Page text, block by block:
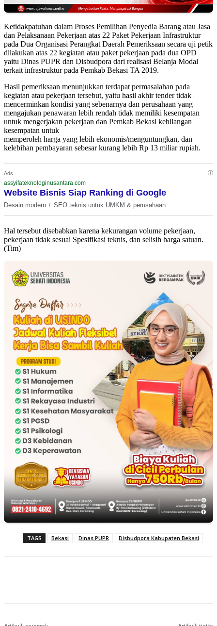
Ketidakpatuhan dalam Proses Pemilihan Penyedia Barang atau Jasa
dan Pelaksanaan Pekerjaan atas 22 Paket Pekerjaan Infrastruktur
pada Dua Organisasi Perangkat Daerah Pemeriksaan secara uji petik
dilakukan atas 22 kegiatan atau paket pekerjaan pada dua OPD
yaitu Dinas PUPR dan Disbudpora dari realisasi Belanja Modal
terkait infrastruktur pada Pemkab Bekasi TA 2019.
Hasil pemeriksaan menunjukkan terdapat permasalahan pada
kegiatan atau pekerjaan tersebut, yaitu hasil akhir tender tidak
mencerminkan kondisi yang sebenarnya dan perusahaan yang
mengajukan penawaran lebih rendah tidak memiliki kesempatan
untuk mengerjakan pekerjaan dan Pemkab Bekasi kehilangan
kesempatan untuk
memperoleh harga yang lebih ekonomis/menguntungkan, dan
kelebihan pembayaran sebesar kurang lebih Rp 13 miliar rupiah.
Ads ⓘ
assyifateknologinusantara.com
Website Bisnis Siap Ranking di Google
Desain modern + SEO teknis untuk UMKM & perusahaan.
Hal tersebut disebabkan karena kekurangan volume pekerjaan,
pekerjaan tidak sesuai Spesifikasi teknis, dan selisih harga satuan.
(Tim)
TAGS Bekasi Dinas PUPR Disbudpora Kabupaten Bekasi